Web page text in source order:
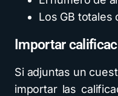
Los GB totales
Importar
Si adjuntas un
importar las